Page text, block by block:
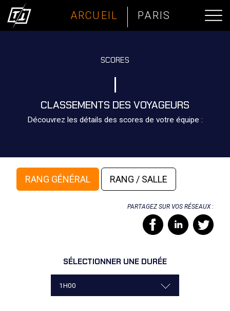
ARCUEIL PARIS
SCORES
CLASSEMENTS DES VOYAGEURS
Découvrez les détails des scores de votre équipe :
RANG GÉNÉRAL RANG / SALLE
PARTAGEZ SUR VOS RÉSEAUX :
SÉLECTIONNER UNE DURÉE